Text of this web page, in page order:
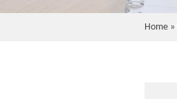
Home»